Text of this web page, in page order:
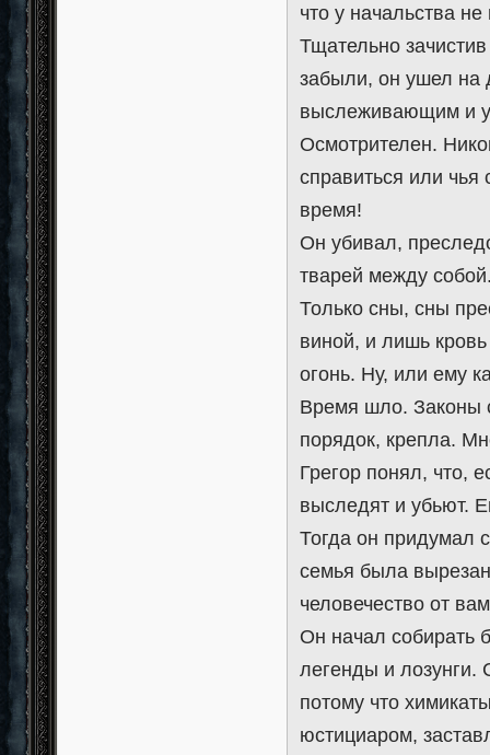
что у начальства
Тщательно
забыли, он ушел на
выслеживающим и
Осмотрителен.
справиться или
время!
Он убивал,
тварей между
Только сны, сны
виной, и лишь
огонь. Ну, или ему
Время шло. Законы
порядок, крепла.
Грегор понял, что,
выследят и убьют.
Тогда он придумал
семья была
человечество от
Он начал собирать
легенды и лозунги.
потому что
юстициаром,